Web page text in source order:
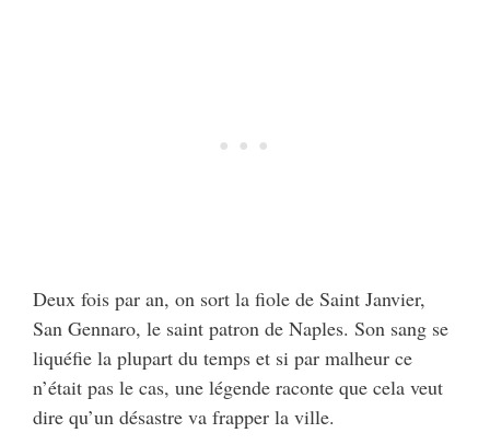
Deux fois par an, on sort la fiole de Saint Janvier,
San Gennaro, le saint patron de Naples. Son sang se
liquéfie la plupart du temps et si par malheur ce
n’était pas le cas, une légende raconte que cela veut
dire qu’un désastre va frapper la ville.